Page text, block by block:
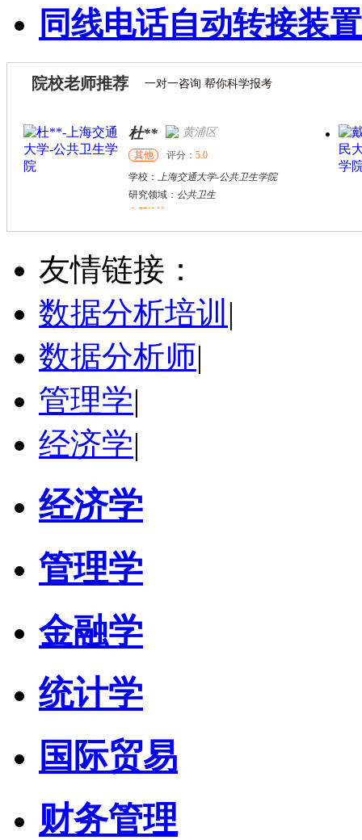
同线电话自动转接装
院校老师推荐 一对一咨询 帮你科学报考
杜** 黄浦区
其他 评分： 5.0
学校： 上海交通大学-公共卫生学院
研究领域： 公共卫生
立即咨询
万志宏 天津市
硕导
学校：南开大学
立即咨询
友情链接：
数据分析培训 |
数据分析师|
管理学|
经济学|
经济学
管理学
金融学
统计学
国际贸易
财务管理